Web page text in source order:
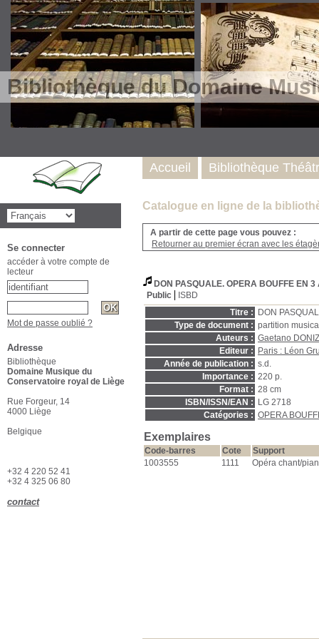
Bibliothèque du Domaine
Catalogue en ligne de la
A partir de cette page vous pouvez :
Retourner au premier écran avec les
DON PASQUALE. OPERA BOUFFE EN 3
Public
ISBD
Titre :
DON
Type de document : partition
Auteurs : Gaetano
Editeur :
Paris : Léon
Année de publication : s.d.
Importance : 220 p.
Format : 28 cm
ISBN/ISSN/EAN :
LG 2718
Catégories : OPERA
Exemplaires
Code-barres Cote
Support
1003555
1111 Opéra chant/
Accueil Bibliothèque
Se connecter
accéder à votre compte de
lecteur
Mot de passe oublié ?
Adresse
Bibliothèque
Domaine Musique du
Conservatoire royal de Liège
Rue Forgeur, 14
4000 Liège
Belgique
+32 4 220 52 41
+32 4 325 06 80
contact